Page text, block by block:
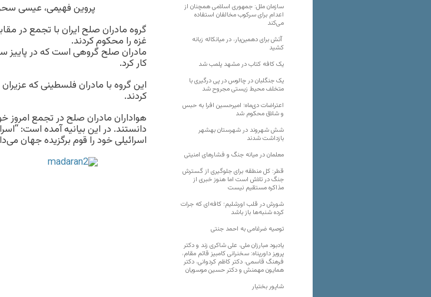
پروین فهیمی، عیسی
گروه مادران صلح ایران با تجمع در
غزه را محکوم کردند.
کار کرد.
این گروه با مادران فلسطینی که
کردند.
هواداران مادران صلح در تجمع امروز
دانستند. در این بیانیه آمده است:
اسرائیلی خود را قوم برگزیده جهان
سازمان ملل: جمهوری اسلامی همچنان از
اعدام برای سرکوب مخالفان استفاده
می‌کند
آتش برای دهمین‌بار، در میانکاله زبانه
کشید
یک کافه کتاب در مشهد پلمب شد
یک جنگلبان در چالوس در پی درگیری با
متخلف محیط زیستی مجروح شد
اعتراضات دی‌ماه؛ امیرحسین افرا به حبس
و شلاق محکوم شد
شش شهروند در شهرستان بهشهر
بازداشت شدند
معلمان در میانه جنگ و فشارهای امنیتی
قطر: کل منطقه برای جلوگیری از گسترش
جنگ در تلاش است اما هنوز خبری از
مذاکره مستقیم نیست
شورش در قلب اورشلیم؛ کافه‌ای که جرات
کرده شنبه‌ها باز باشد
توصیه ضرغامی به احمد جنتی
یادبود مبارزان ملی، علی شاکری زند و دکتر
پرویز داورپناه: سخنرانی کامبیز قائم مقام،
فرهنگ قاسمی، دکتر کاظم کردوانی، دکتر
همایون مهمنش و دکتر حسین موسویان
شاپور بختیار